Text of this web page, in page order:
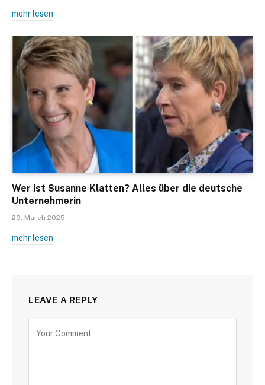
mehr lesen
Wer ist Susanne Klatten? Alles über die deutsche
Unternehmerin
29. March 2025
mehr lesen
LEAVE A REPLY